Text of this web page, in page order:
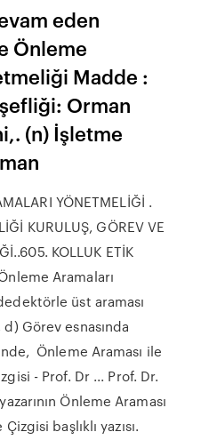
eden
Önleme
Madde :
Orman
(n) İşletme
YÖNETMELİĞİ .
KURULUŞ, GÖREV VE
KOLLUK ETİK
Aramaları
üst araması
d) Görev esnasında
Önleme Araması ile
- Prof. Dr ... Prof. Dr.
Önleme Araması
başlıklı yazısı.